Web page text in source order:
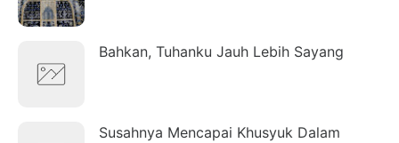
Bahkan, Tuhanku Jauh Lebih Sayang
Susahnya Mencapai Khusyuk Dalam